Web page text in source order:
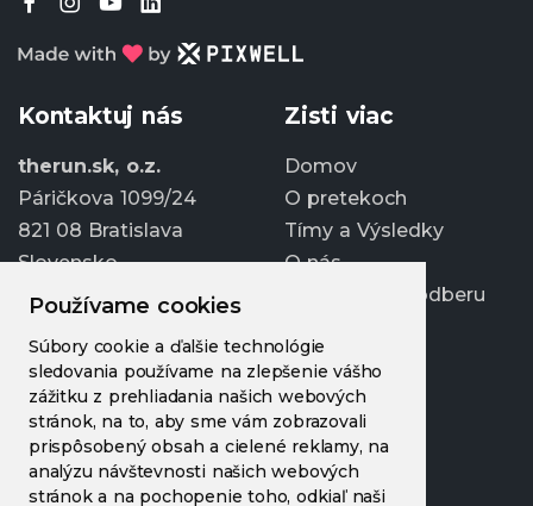
Používame cookies
Súbory cookie a ďalšie technológie
sledovania používame na zlepšenie vášho
zážitku z prehliadania našich webových
stránok, na to, aby sme vám zobrazovali
prispôsobený obsah a cielené reklamy, na
analýzu návštevnosti našich webových
stránok a na pochopenie toho, odkiaľ naši
Kontaktuj nás
therun.sk, o.z.
Páričkova 1099/24
821 08 Bratislava
Slovensko
info@therun.sk
+421 907 807 363
Upraviť cookies
Zisti viac
Domov
O pretekoch
Tímy a Výsledky
O nás
Prihlásiť sa k odberu